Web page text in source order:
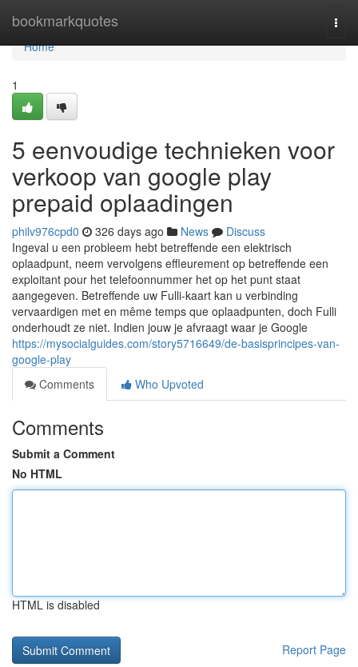
bookmarkquotes
Home
Home
1
5 eenvoudige technieken voor
verkoop van google play
prepaid oplaadingen
philv976cpd0 326 days ago News
Discuss
Ingeval u een probleem hebt betreffende een elektrisch
oplaadpunt, neem vervolgens effleurement op betreffende een
exploitant pour het telefoonnummer het op het punt staat
aangegeven. Betreffende uw Fulli-kaart kan u verbinding
vervaardigen met en même temps que oplaadpunten, doch Fulli
onderhoudt ze niet. Indien jouw je afvraagt waar je Google
https://mysocialguides.com/story5716649/de-basisprincipes-van-
google-play
Comments
Who Upvoted
Comments
Submit a Comment
No HTML
HTML is disabled
Report Page